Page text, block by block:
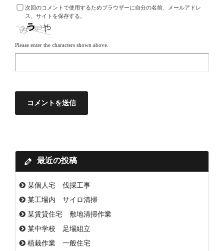
次回のコメントで使用するためブラウザーに自分の名前、メールアドレ
ス、サイトを保存する。
Please enter the characters shown above.
最近の投稿
某個人宅 伐採工事
某工場内 サイロ清掃
某賃貸住宅 敷地清掃作業
某中学校 足場組立
植栽作業 一般住宅